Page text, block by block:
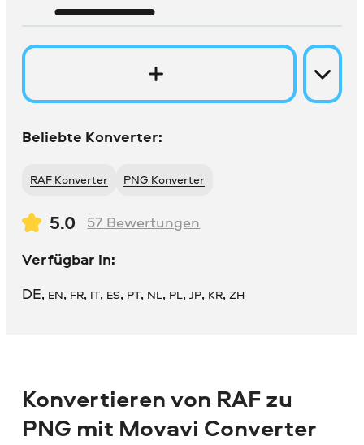
Beliebte Konverter:
RAF Konverter PNG Konverter
5.0 57 Bewertungen
Verfügbar in:
DE, EN, FR, IT, ES, PT, NL, PL,JP, KR,ZH
Konvertieren von RAF zu
PNG mit Movavi Converter